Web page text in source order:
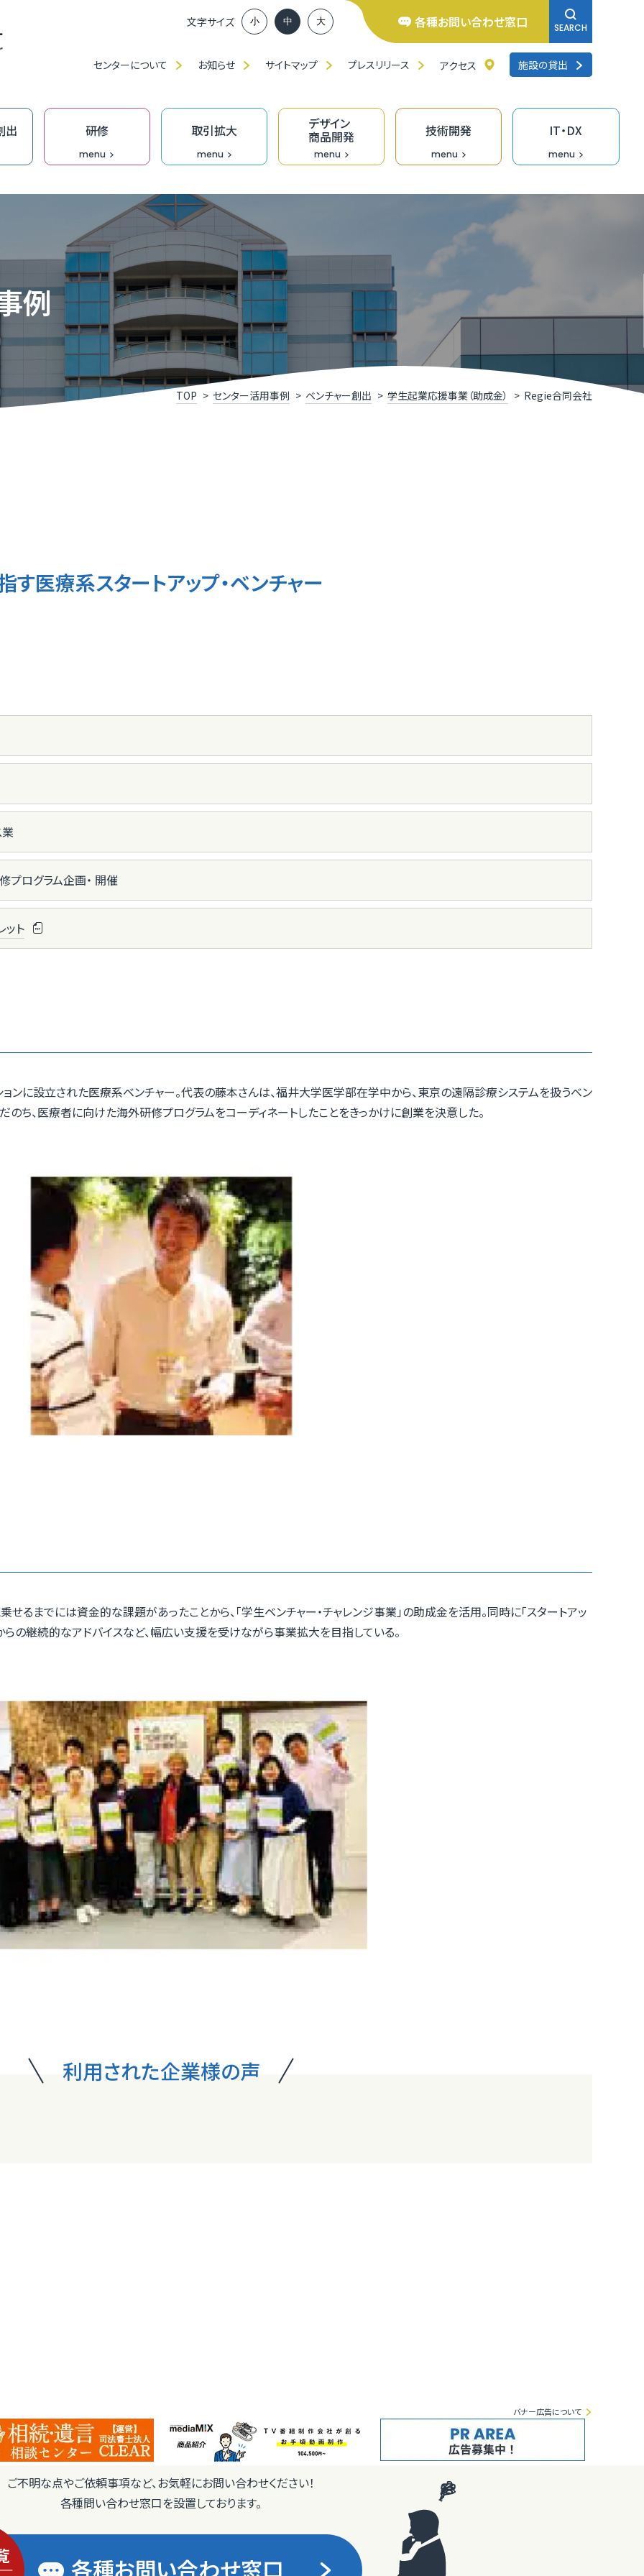
文字サイズ 小 中 大 各種お問い合わせ窓口 SEARCH
センターについて お知らせ サイトマップ プレスリリース アクセス 施設の貸出
派遣 無料IT相談窓口
派遣事業 企業診断・コンサルティング
こみ寺 PR TIMESによるニュースリリース支援
ップに向けた課題解決応援事業助成金
活性化事業（成長支援）助成金 過去の採択者一覧
町の融資・支援制度
出
チャー創出プロジェクト
ャーピッチ ふくい創業活性化事業（成長支援）助成金
向け事務所等の貸出 ［福井県］ＵＩターン創業補助金
研修
menu
・「職種別／業種別」研修（中産大）
イド研修 ものづくり企業の生産性向上支援
し支援
オンデマンド型リスキリング促進支援（Udemy
Business）
スクール
取引拡大
menu
デザイン
商品開発
menu
研修 デザイン情報提供
エイティブホーム Cream（クリーム）
技術開発
menu
ノベーション推進部賛助会員、
技術情報誌「テクノふくい」
プンイノベーション推進機構 成長産業分野の開発・売込支援事業
開発リンク集
IT・DX
menu
談窓口 DX専門家派遣事業
プロジェクト支援事業［実行支援］ 伴走型ＤＸ戦略策定支援事業［戦略策定］
事例集
推進宣言企業」登録企業・団体のご紹介 ふくいソフトウェアコンペティション
例
TOP センター活用事例 ベンチャー創出 学⽣起業応援事業（助成⾦） Regie合同会社
医療系スタートアップ・ベンチャー
ログラム企画・ 開催
ト
に設立された医療系ベンチャー。代表の藤本さんは、福井大学医学部在学中から、東京の遠隔診療システムを扱うベン
ち、医療者に向けた海外研修プログラムをコーディネートしたことをきっかけに創業を決意した。
るまでには資金的な課題があったことから、「学生ベンチャー・チャレンジ事業」の助成金を活用。同時に「スタートアッ
らの継続的なアドバイスなど、幅広い支援を受けながら事業拡大を目指している。
利用された企業様の声
バナー広告について
ご不明な点やご依頼事項など、お気軽にお問い合わせください！
各種問い合わせ窓口を設置しております。
各種お問い合わせ窓口